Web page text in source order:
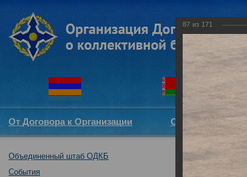
От Договора к Организации Структура ОДКБ
Объединенный штаб ОДКБ
События
87 из 171